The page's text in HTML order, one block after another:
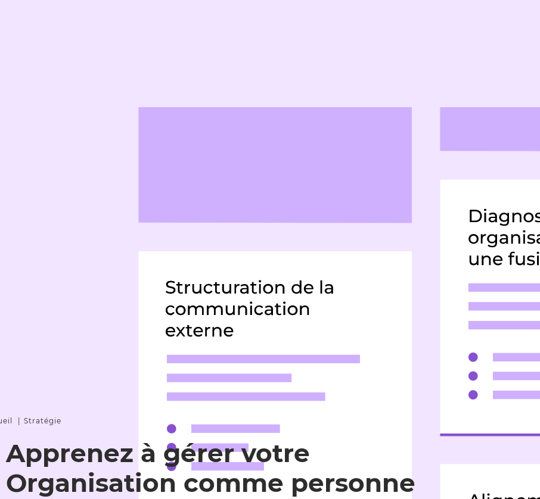
Stratégie
Apprenez à gérer votre
Organisation comme personne